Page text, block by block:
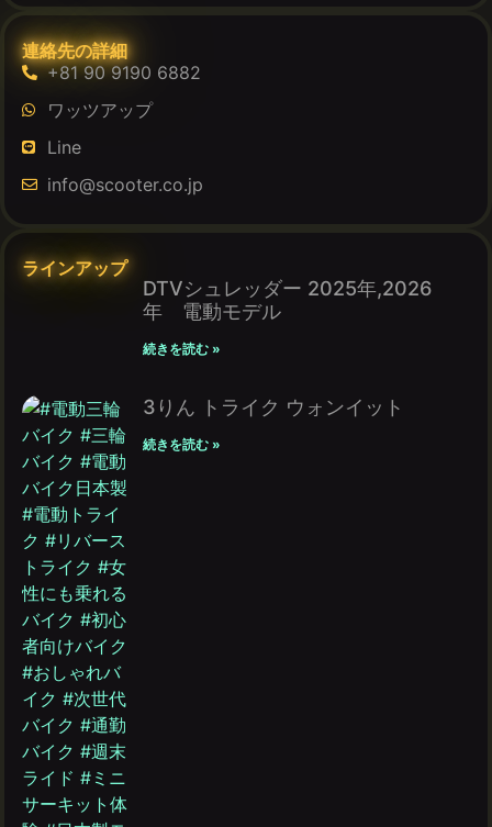
連絡先の詳細
+81 90 9190 6882
ワッツアップ
Line
info@scooter.co.jp
ラインアップ
DTVシュレッダー 2025年,2026
年 電動モデル
続きを読む »
3りん トライク ウォンイット
続きを読む »